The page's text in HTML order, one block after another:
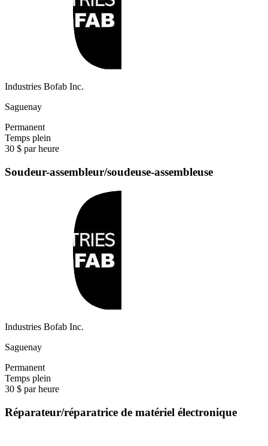
Industries Bofab Inc.
Saguenay
Permanent
Temps plein
30 $ par heure
Soudeur-assembleur/soudeuse-assembleuse
Industries Bofab Inc.
Saguenay
Permanent
Temps plein
30 $ par heure
Réparateur/réparatrice de matériel électronique